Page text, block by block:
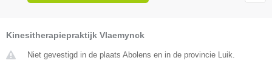
Kinesitherapiepraktijk Vlaemynck
Niet gevestigd in de plaats Abolens en in de provincie Luik.